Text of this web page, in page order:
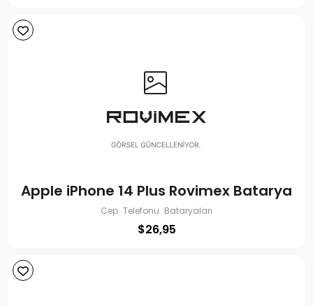
Apple iPhone 14 Plus Rovimex Batarya
Cep Telefonu Bataryaları
$26,95